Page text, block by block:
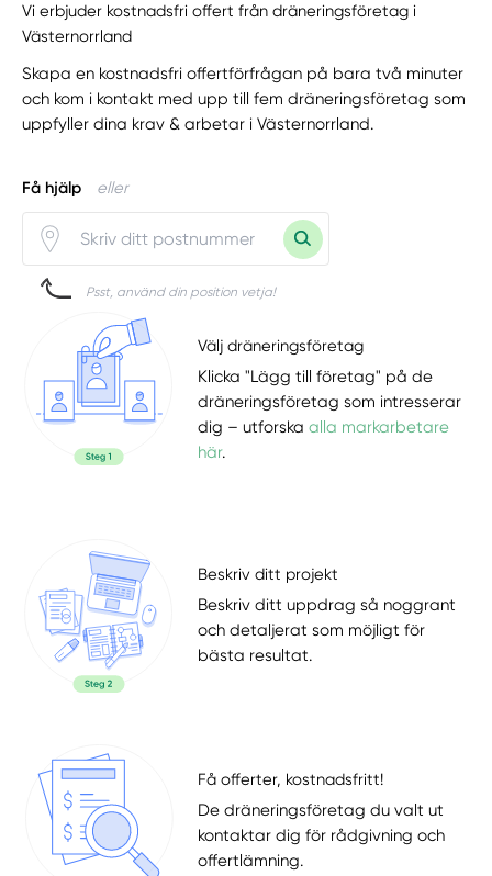
Vi erbjuder kostnadsfri offert från dräneringsföretag i
Västernorrland
Skapa en kostnadsfri offertförfrågan på bara två minuter
och kom i kontakt med upp till fem dräneringsföretag som
uppfyller dina krav & arbetar i Västernorrland.
Få hjälp eller
Psst, använd din position vetja!
Välj dräneringsföretag
Klicka "Lägg till företag" på de
dräneringsföretag som intresserar
dig – utforskaalla markarbetare
här.
Beskriv ditt projekt
Beskriv ditt uppdrag så noggrant
och detaljerat som möjligt för
bästa resultat.
Få offerter, kostnadsfritt!
De dräneringsföretag du valt ut
kontaktar dig för rådgivning och
offertlämning.